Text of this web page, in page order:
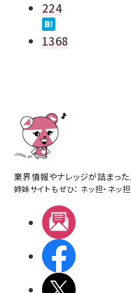
224
1368
業界情報やナレッジが詰まった
姉妹サイトもぜひ： ネッ担・ ネッ